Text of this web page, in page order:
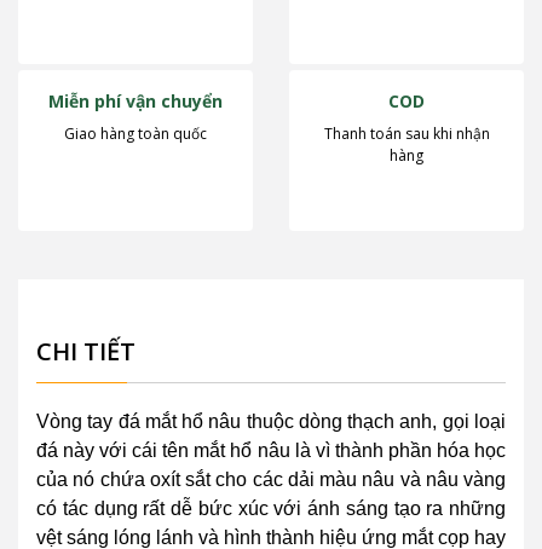
Miễn phí vận chuyển
Giao hàng toàn quốc
COD
Thanh toán sau khi nhận
hàng
CHI TIẾT
Vòng tay đá mắt hổ nâu thuộc dòng thạch anh, gọi loại
đá này với cái tên mắt hổ nâu là vì thành phần hóa học
của nó chứa oxít sắt cho các dải màu nâu và nâu vàng
có tác dụng rất dễ bức xúc với ánh sáng tạo ra những
vệt sáng lóng lánh và hình thành hiệu ứng mắt cọp hay